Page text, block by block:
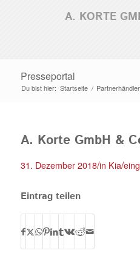
A. KORTE
Presseportal
Du bist hier: Startseite / Partnerhändler
A. Korte GmbH &
31. Dezember 2018/in Kia/
Eintrag teilen